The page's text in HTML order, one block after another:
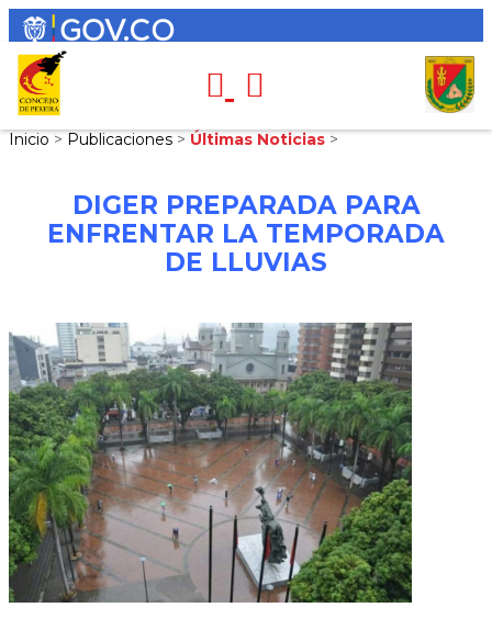
Inicio > Publicaciones > Últimas Noticias >
DIGER PREPARADA PARA
ENFRENTAR LA TEMPORADA
DE LLUVIAS